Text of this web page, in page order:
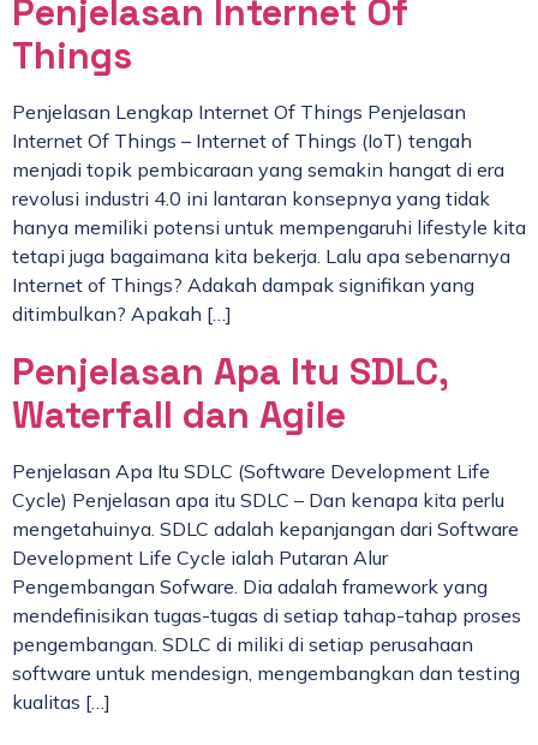
Penjelasan Internet Of
Things
Penjelasan Lengkap Internet Of Things Penjelasan
Internet Of Things – Internet of Things (IoT) tengah
menjadi topik pembicaraan yang semakin hangat di era
revolusi industri 4.0 ini lantaran konsepnya yang tidak
hanya memiliki potensi untuk mempengaruhi lifestyle kita
tetapi juga bagaimana kita bekerja. Lalu apa sebenarnya
Internet of Things? Adakah dampak signifikan yang
ditimbulkan? Apakah […]
Penjelasan Apa Itu SDLC,
Waterfall dan Agile
Penjelasan Apa Itu SDLC (Software Development Life
Cycle) Penjelasan apa itu SDLC – Dan kenapa kita perlu
mengetahuinya. SDLC adalah kepanjangan dari Software
Development Life Cycle ialah Putaran Alur
Pengembangan Sofware. Dia adalah framework yang
mendefinisikan tugas-tugas di setiap tahap-tahap proses
pengembangan. SDLC di miliki di setiap perusahaan
software untuk mendesign, mengembangkan dan testing
kualitas […]